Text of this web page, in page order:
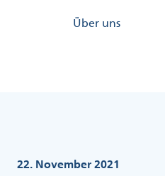
Kopfzeile
Über uns
22. November 2021